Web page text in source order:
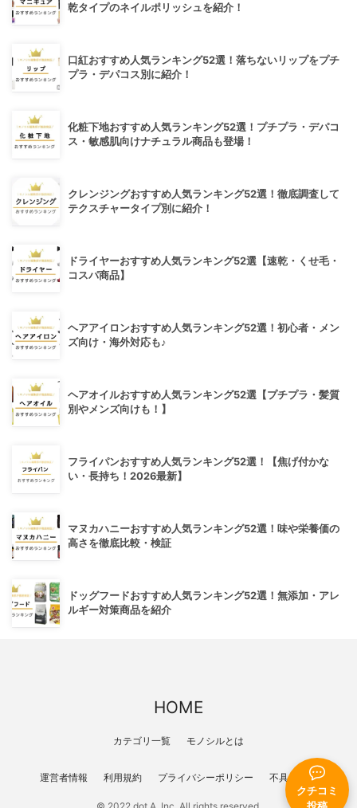
クチコミ
乾タイプのネイルポリッシュを紹介！
口紅おすすめ人気ランキング52選！落ちないリップをプチ
プラ・デパコス別に紹介！
化粧下地おすすめ人気ランキング52選！プチプラ・デパコ
ス・敏感肌向けナチュラル商品も登場！
クレンジングおすすめ人気ランキング52選！徹底調査して
テクスチャータイプ別に紹介！
ドライヤーおすすめ人気ランキング52選【速乾・くせ毛・
コスパ商品】
ヘアアイロンおすすめ人気ランキング52選！初心者・メン
ズ向け・海外対応も♪
ヘアオイルおすすめ人気ランキング52選【プチプラ・髪質
別やメンズ向けも！】
フライパンおすすめ人気ランキング52選！【焦げ付かな
い・長持ち！2026最新】
マヌカハニーおすすめ人気ランキング52選！味や栄養価の
高さを徹底比較・検証
ドッグフードおすすめ人気ランキング52選！無添加・アレ
ルギー対策商品を紹介
HOME
カテゴリ一覧 モノシルとは
運営者情報 利用規約 プライバシーポリシー 不具合報告